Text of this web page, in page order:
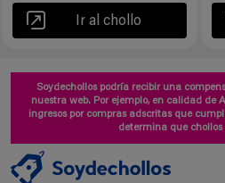
Ir al chollo
Soydechollos podría recibir una
nuestra web. Por ejemplo, en calidad de
ingresos por compras adscritas que
determina que chollos